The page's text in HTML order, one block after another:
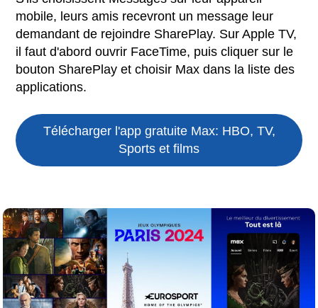
mobile, leurs amis recevront un message leur
demandant de rejoindre SharePlay. Sur Apple TV,
il faut d'abord ouvrir FaceTime, puis cliquer sur le
bouton SharePlay et choisir Max dans la liste des
applications.
Télécharger l'app gratuite Max: HBO, TV,
Sports et films